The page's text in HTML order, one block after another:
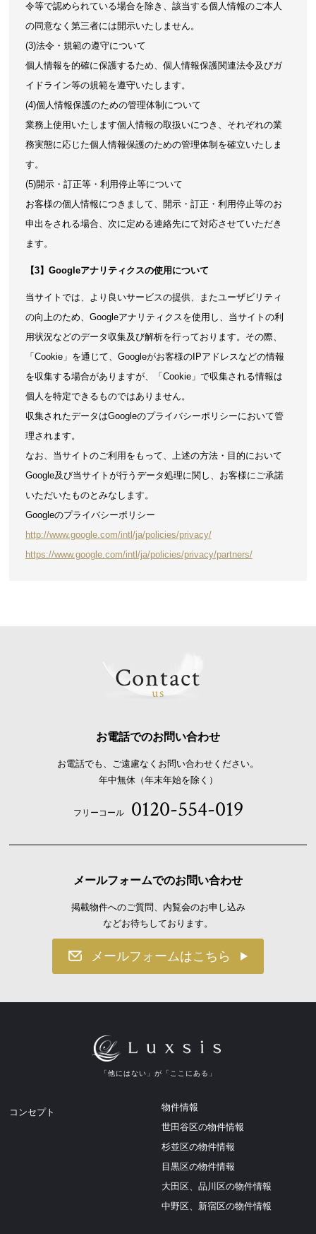
令等で認められている場合を除き、該当する個人情報のご本人
の同意なく第三者には開示いたしません。
(3)法令・規範の遵守について
個人情報を的確に保護するため、個人情報保護関連法令及びガ
イドライン等の規範を遵守いたします。
(4)個人情報保護のための管理体制について
業務上使用いたします個人情報の取扱いにつき、それぞれの業
務実態に応じた個人情報保護のための管理体制を確立いたしま
す。
(5)開示・訂正等・利用停止等について
お客様の個人情報につきまして、開示・訂正・利用停止等のお
申出をされる場合、次に定める連絡先にて対応させていただき
ます。
【3】Googleアナリティクスの使用について
当サイトでは、より良いサービスの提供、またユーザビリティ
の向上のため、Googleアナリティクスを使用し、当サイトの利
用状況などのデータ収集及び解析を行っております。その際、
「Cookie」を通じて、Googleがお客様のIPアドレスなどの情報
を収集する場合がありますが、「Cookie」で収集される情報は
個人を特定できるものではありません。
収集されたデータはGoogleのプライバシーポリシーにおいて管
理されます。
なお、当サイトのご利用をもって、上述の方法・目的において
Google及び当サイトが行うデータ処理に関し、お客様にご承諾
いただいたものとみなします。
Googleのプライバシーポリシー
http://www.google.com/intl/ja/policies/privacy/
https://www.google.com/intl/ja/policies/privacy/partners/
Contact
us
お電話でのお問い合わせ
お電話でも、ご遠慮なくお問い合わせください。
年中無休（年末年始を除く）
フリーコール 0120-554-019
メールフォームでのお問い合わせ
掲載物件へのご質問、内覧会のお申し込み
などお待ちしております。
メールフォームはこちら
「他にはない」が「ここにある」
コンセプト
物件情報
世田谷区の物件情報
杉並区の物件情報
目黒区の物件情報
大田区、品川区の物件情報
中野区、新宿区の物件情報